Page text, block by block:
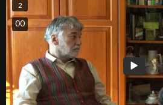
2
00